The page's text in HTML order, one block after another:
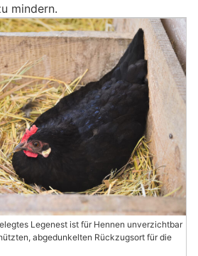
mindern.
Legenest ist für Hennen unverzichtbar
abgedunkelten Rückzugsort für die